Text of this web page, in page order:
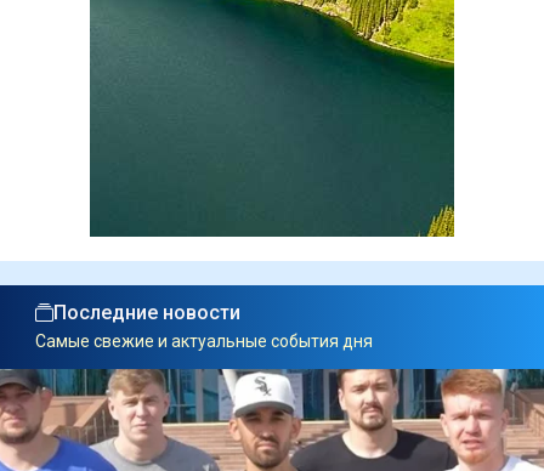
Последние новости
Самые свежие и актуальные события дня